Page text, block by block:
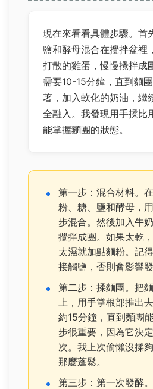
現在來看看具體步驟。首
鹽和酵母混合在攪拌盆裡
打散的雞蛋，慢慢攪拌成
需要10-15分鐘，直到麵
著，加入軟化的奶油，繼
全融入。我發現用手揉比
能掌握麵團的狀態。
第一步：混合材料。
粉、糖、鹽和酵母，
步混合。然後加入牛
攪拌成團。如果太乾
太濕就加點麵粉。記
接觸鹽，否則會影響發
第二步：揉麵團。把
上，用手掌根部推出
約15分鐘，直到麵團
步很重要，因為它決
次。我上次偷懶沒揉
那麼蓬鬆。
第三步：第一次發酵